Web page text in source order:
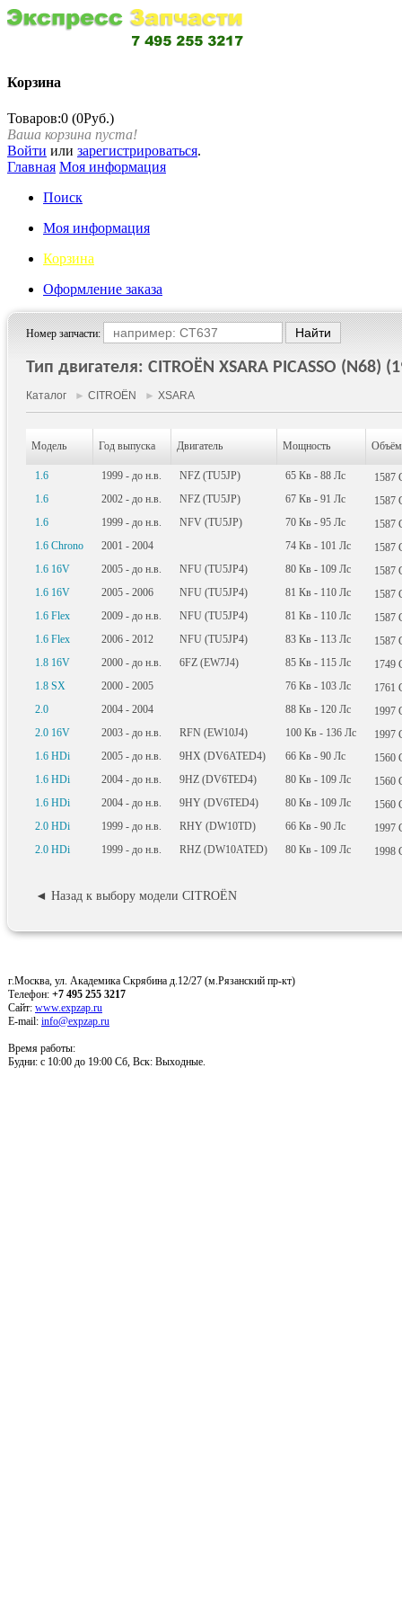
Корзина
Товаров:0 (0Руб.)
Ваша корзина пуста!
Войти или зарегистрироваться.
Главная Моя информация
Поиск
Моя информация
Корзина
Оформление заказа
Номер запчасти:
Тип двигателя: CITROËN XSARA PICASSO (N68)
Каталог ► CITROËN ► XSARA
Модель Год выпуска Двигатель Мощность Объём
1.6 1999 - до н.в. NFZ (TU5JP) 65 Кв - 88 Лс 1587
1.6
2002 - до н.в. NFZ (TU5JP) 67 Кв - 91 Лс 1587
1.6
1999 - до н.в. NFV (TU5JP) 70 Кв - 95 Лс 1587
1.6 Chrono
2001 - 2004 74 Кв - 101 Лс 1587
1.6 16V
2005 - до н.в. NFU (TU5JP4) 80 Кв - 109 Лс 1587
1.6 16V
2005 - 2006 NFU (TU5JP4) 81 Кв - 110 Лс 1587
1.6 Flex
2009 - до н.в. NFU (TU5JP4) 81 Кв - 110 Лс 1587
1.6 Flex
2006 - 2012 NFU (TU5JP4) 83 Кв - 113 Лс 1587
1.8 16V
2000 - до н.в. 6FZ (EW7J4) 85 Кв - 115 Лс 1749
1.8 SX
2000 - 2005 76 Кв - 103 Лс 1761
2.0
2004 - 2004 88 Кв - 120 Лс 1997
2.0 16V
2003 - до н.в. RFN (EW10J4) 100 Кв - 136 Лс 1997
1.6 HDi
2005 - до н.в. 9HX (DV6ATED4) 66 Кв - 90 Лс 1560
1.6 HDi
2004 - до н.в. 9HZ (DV6TED4) 80 Кв - 109 Лс 1560
1.6 HDi
2004 - до н.в. 9HY (DV6TED4) 80 Кв - 109 Лс 1560
2.0 HDi
1999 - до н.в. RHY (DW10TD) 66 Кв - 90 Лс 1997
2.0 HDi
1999 - до н.в. RHZ (DW10ATED) 80 Кв - 109 Лс 1998
◄ Назад к выбору модели CITROËN
г.Москва, ул. Академика Скрябина д.12/27 (м.Рязанский пр-кт)
Телефон: +7 495 255 3217
Сайт: www.expzap.ru
E-mail: info@expzap.ru
Время работы:
Будни: c 10:00 до 19:00 Сб, Вск: Выходные.